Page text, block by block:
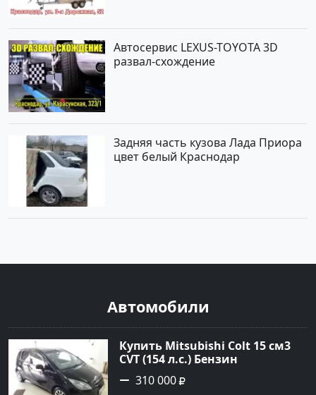
Автосервис LEXUS-TOYOTA 3D
развал-схождение
Задняя часть кузова Лада Приора
цвет белый Краснодар
Автомобили
Купить Mitsubishi Colt 15 см3
CVT (154 л.с.) Бензин
турбонаддув в Краснодар:
цвет Чёрный металик Хетчбэк
310 000